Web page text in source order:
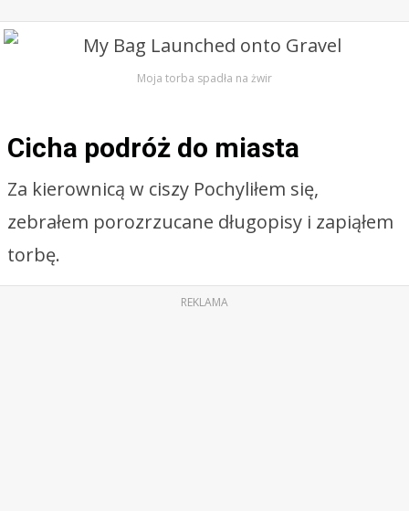
Moja torba spadła na żwir
Cicha podróż do miasta
Za kierownicą w ciszy Pochyliłem się,
zebrałem porozrzucane długopisy i zapiąłem
torbę.
REKLAMA